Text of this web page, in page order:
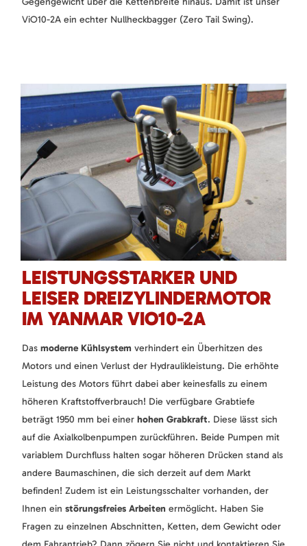
ViO10-2A ein echter Nullheckbagger (Zero Tail Swing).
LEISTUNGSSTARKER UND
LEISER DREIZYLINDERMOTOR
IM YANMAR VIO10-2A
Das moderne Kühlsystem verhindert ein Überhitzen des
Motors und einen Verlust der Hydraulikleistung. Die erhöhte
Leistung des Motors führt dabei aber keinesfalls zu einem
höheren Kraftstoffverbrauch! Die verfügbare Grabtiefe
beträgt 1950 mm bei einer hohen Grabkraft. Diese lässt sich
auf die Axialkolbenpumpen zurückführen. Beide Pumpen mit
variablem Durchfluss halten sogar höheren Drücken stand als
andere Baumaschinen, die sich derzeit auf dem Markt
befinden! Zudem ist ein Leistungsschalter vorhanden, der
Ihnen ein störungsfreies Arbeiten ermöglicht. Haben Sie
Fragen zu einzelnen Abschnitten, Ketten, dem Gewicht oder